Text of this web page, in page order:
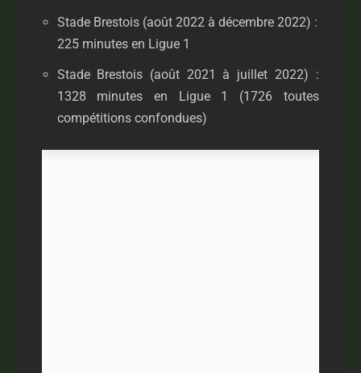
Stade Brestois (août 2022 à décembre 2022) :
225 minutes en Ligue 1
Stade Brestois (août 2021 à juillet 2022) :
1328 minutes en Ligue 1 (1726 toutes
compétitions confondues)